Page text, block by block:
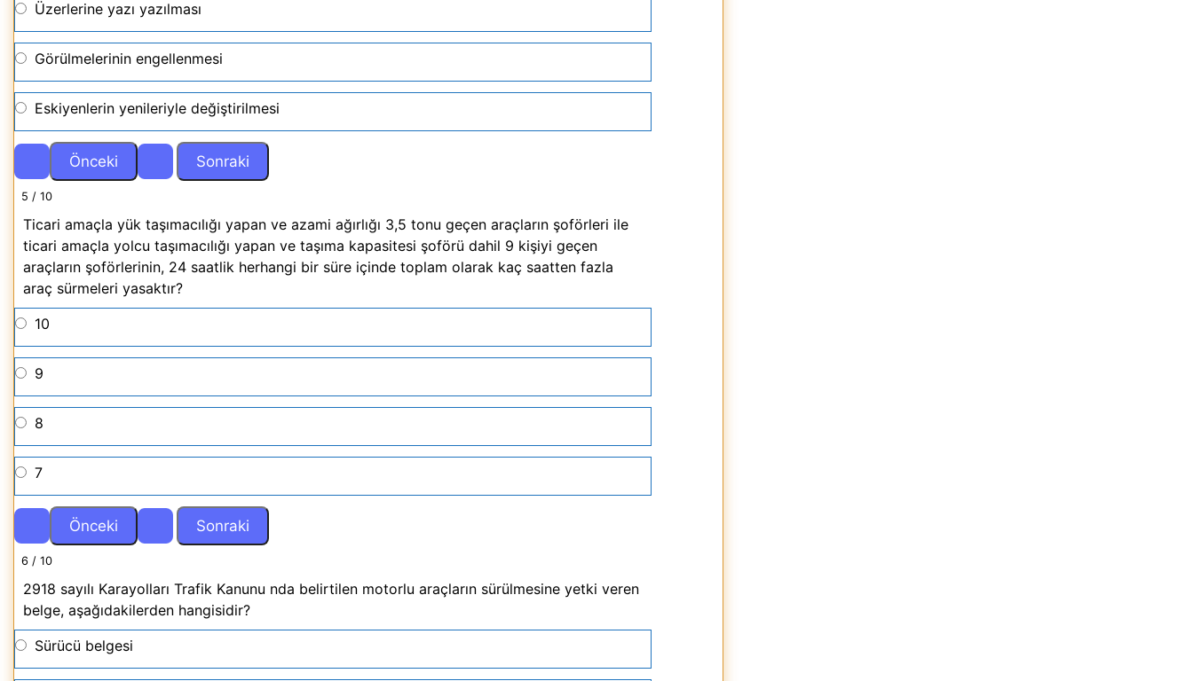
Üzerlerine yazı yazılması
Görülmelerinin engellenmesi
Eskiyenlerin yenileriyle değiştirilmesi
5 / 10
Ticari amaçla yük taşımacılığı yapan ve azami ağırlığı 3,5 tonu geçen araçların şoförleri ile
ticari amaçla yolcu taşımacılığı yapan ve taşıma kapasitesi şoförü dahil 9 kişiyi geçen
araçların şoförlerinin, 24 saatlik herhangi bir süre içinde toplam olarak kaç saatten fazla
araç sürmeleri yasaktır?
10
9
8
7
6 / 10
2918 sayılı Karayolları Trafik Kanunu nda belirtilen motorlu araçların sürülmesine yetki veren
belge, aşağıdakilerden hangisidir?
Sürücü belgesi